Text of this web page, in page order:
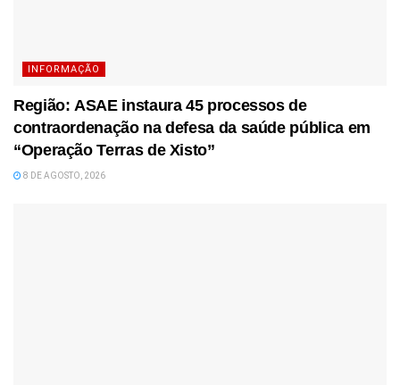
INFORMAÇÃO
Região: ASAE instaura 45 processos de
contraordenação na defesa da saúde pública em
“Operação Terras de Xisto”
8 DE AGOSTO, 2026